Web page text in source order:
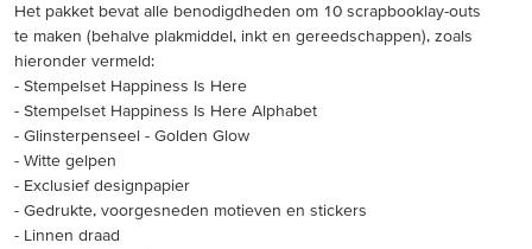
Het pakket bevat alle benodigdheden om 10 scrapbooklay-outs
te maken (behalve plakmiddel, inkt en gereedschappen), zoals
hieronder vermeld:
- Stempelset Happiness Is Here
- Stempelset Happiness Is Here Alphabet
- Glinsterpenseel - Golden Glow
- Witte gelpen
- Exclusief designpapier
- Gedrukte, voorgesneden motieven en stickers
- Linnen draad